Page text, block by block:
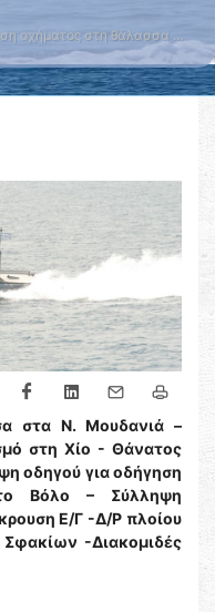
οχήματος στη θάλασσα …
στα Ν. Μουδανιά –
στη Χίο - Θάνατος
οδηγού για οδήγηση
Βόλο – Σύλληψη
Ε/Γ -Δ/Ρ πλοίου
-Διακομιδές